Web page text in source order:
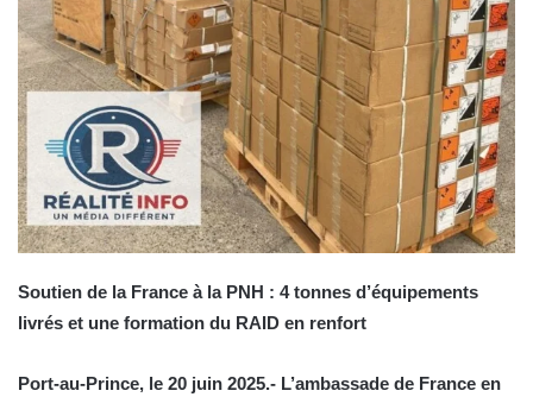
Soutien de la France à la PNH : 4 tonnes d’équipements
livrés et une formation du RAID en renfort
Port-au-Prince, le 20 juin 2025.- L’ambassade de France en